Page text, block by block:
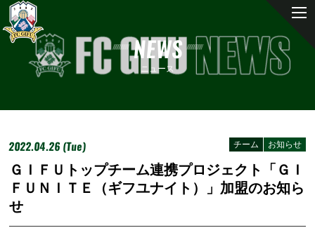
NEWS
ニュース
2022.04.26 (Tue) お知らせ
チーム
ＧＩＦＵトップチーム連携プロジェクト「ＧＩ
ＦＵＮＩＴＥ（ギフユナイト）」加盟のお知ら
せ